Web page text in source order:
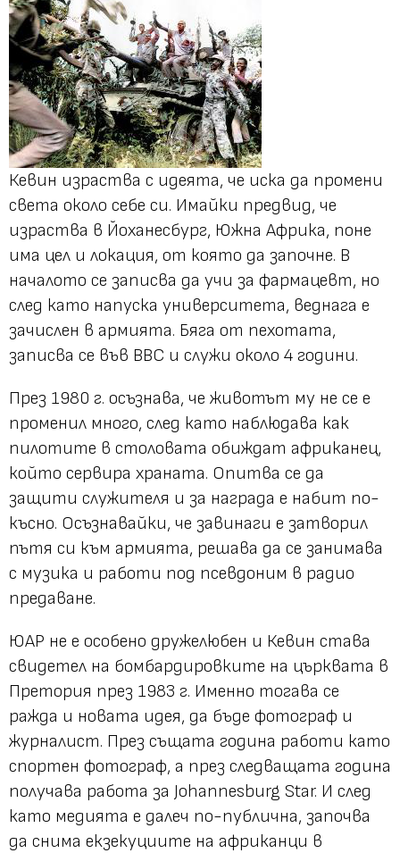
Кевин израства с идеята, че иска да промени
света около себе си. Имайки предвид, че
израства в Йоханесбург, Южна Африка, поне
има цел и локация, от която да започне. В
началото се записва да учи за фармацевт, но
след като напуска университета, веднага е
зачислен в армията. Бяга от пехотата,
записва се във ВВС и служи около 4 години.
През 1980 г. осъзнава, че животът му не се е
променил много, след като наблюдава как
пилотите в столовата обиждат африканец,
който сервира храната. Опитва се да
защити служителя и за награда е набит по-
късно. Осъзнавайки, че завинаги е затворил
пътя си към армията, решава да се занимава
с музика и работи под псевдоним в радио
предаване.
ЮАР не е особено дружелюбен и Кевин става
свидетел на бомбардировките на църквата в
Претория през 1983 г. Именно тогава се
ражда и новата идея, да бъде фотограф и
журналист. През същата година работи като
спортен фотограф, а през следващата година
получава работа за Johannesburg Star. И след
като медията е далеч по-публична, започва
да снима екзекуциите на африканци в